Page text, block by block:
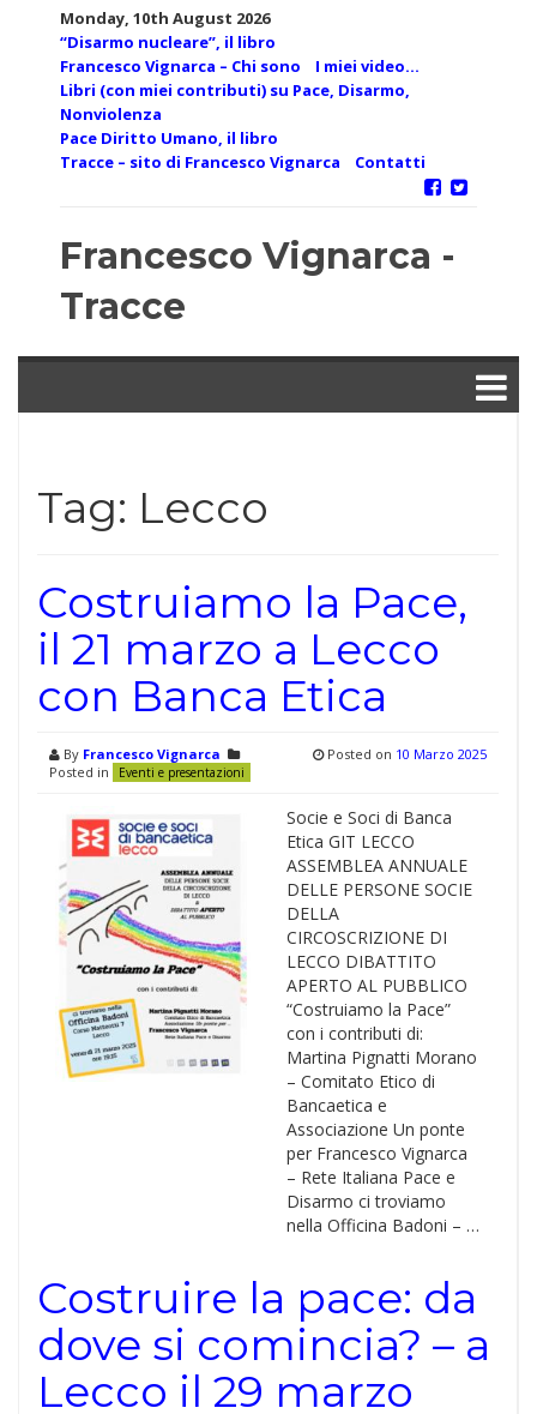
Monday, 10th August 2026
“Disarmo nucleare”, il libro
Francesco Vignarca – Chi sono
I miei video…
Libri (con miei contributi) su Pace, Disarmo,
Nonviolenza
Pace Diritto Umano, il libro
Tracce – sito di Francesco Vignarca
Contatti
Francesco Vignarca -
Tracce
Tag: Lecco
Costruiamo la Pace,
il 21 marzo a Lecco
con Banca Etica
By Francesco Vignarca
Posted in
Eventi e presentazioni
Posted on 10 Marzo 2025
Socie e Soci di Banca
Etica GIT LECCO
ASSEMBLEA ANNUALE
DELLE PERSONE SOCIE
DELLA
CIRCOSCRIZIONE DI
LECCO DIBATTITO
APERTO AL PUBBLICO
“Costruiamo la Pace”
con i contributi di:
Martina Pignatti Morano
– Comitato Etico di
Bancaetica e
Associazione Un ponte
per Francesco Vignarca
– Rete Italiana Pace e
Disarmo ci troviamo
nella Officina Badoni – …
Costruire la pace: da
dove si comincia? – a
Lecco il 29 marzo